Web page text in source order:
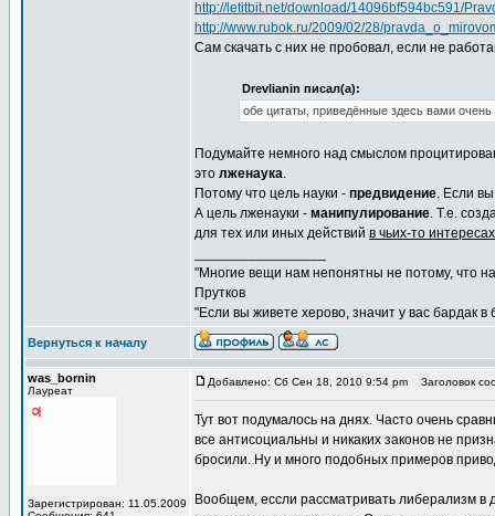
http://letitbit.net/download/14096bf594bc591/
http://www.rubok.ru/2009/02/28/
Сам скачать с них не пробовал, если не
Drevlianin писал(а):
обе цитаты, приведённые здесь вами
Подумайте немного над смыслом
это лженаука.
Потому что цель науки - предвидение. Если
А цель лженауки - манипулирование. Т.е.
для тех или иных действий в чьих-то интересах
"Многие вещи нам непонятны не потому, что
Прутков
"Если вы живете херово, значит у вас бардак
Вернуться к началу
was_bornin
Лауреат
Зарегистрирован: 11.05.2009
Добавлено: Сб Сен 18, 2010 9:54 pm Заголовок
Тут вот подумалось на днях. Часто очень
все антисоциальны и никаких законов не
бросили. Ну и много подобных примеров
Вообщем, ессли рассматривать либерализм в